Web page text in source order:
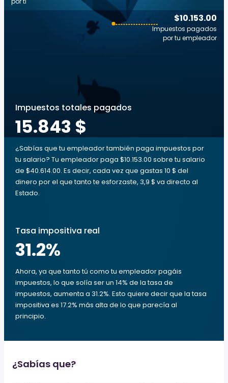
$10.153.00
Impuestos pagados
por tu empleador
Impuestos totales pagados
15.843 $
¿Sabías que tu empleador también paga impuestos por
tu salario? Tu empleador paga $10.153.00 sobre tu salario
de $40.614.00. Es decir, cada vez que gastas 10 $ del
dinero por el que tanto te esforzaste, 3,9 $ va directo al
Estado.
Tasa impositiva real
31.2%
Ahora, ya que tanto tú como tu empleador pagáis
impuestos, lo que solía ser un 14% de la tasa de
impuestos, aumenta a 31.2%. Esto quiere decir que la tasa
impositiva es 17.2% más alta de lo que parecía al
principio.
¿Sabías que?